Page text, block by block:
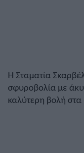
Η Σταματία
σφυροβολία με
καλύτερη βολή